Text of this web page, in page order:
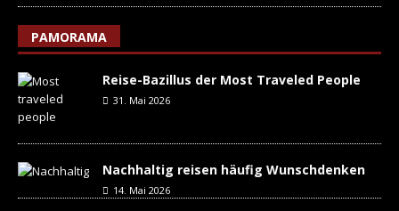
PAMORAMA
Reise-Bazillus der Most Traveled People
31. Mai 2026
Nachhaltig reisen häufig Wunschdenken
14. Mai 2026